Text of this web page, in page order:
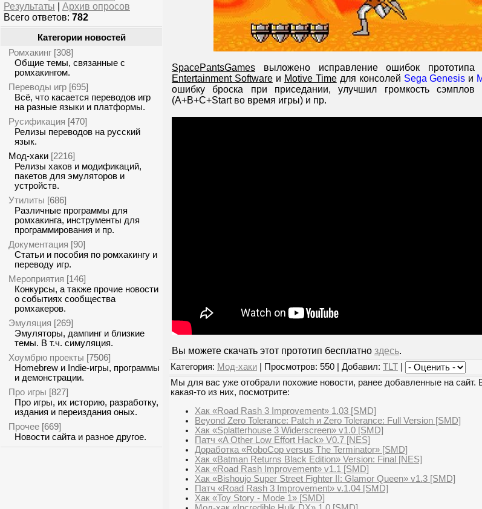
Результаты
Архив опросов
Всего ответов: 782
Категории новостей
Ромхакинг [308]
Общие темы, связанные с
ромхакингом.
Переводы игр [695]
Всё, что касается переводов игр
на разные языки и платформы.
Русификация [470]
Релизы переводов на русский
язык.
Мод-хаки [2216]
Релизы хаков и модификаций,
пакетов для эмуляторов и
устройств.
Утилиты [686]
Различные программы для
ромхакинга, инструменты для
программирования и пр.
Документация [90]
Статьи и пособия по ромхакингу и
переводу игр.
Мероприятия [146]
Конкурсы, а также прочие новости
о событиях сообщества
ромхакеров.
Эмуляция [269]
Эмуляторы, дампинг и близкие
темы. В т.ч. симуляция.
Хоумбрю проекты [7506]
Homebrew и Indie-игры, программы
и демонстрации.
Про игры [827]
Про игры, их историю, разработку,
издания и переиздания оных.
Прочее [669]
Новости сайта и разное другое.
SpacePantsGames выложено исправление ошибок
Entertainment Softwareи Motive Timeдля консолей Sega Genesis и
ошибку броска при приседании, улучшил громкость
(A+B+C+Start во время игры) и пр.
Вы можете скачать этот прототип бесплатно здесь.
Категория: Мод-хаки | Просмотров: 550 | Добавил: TLT
Мы для вас уже отобрали похожие новости, ранее добавленные на сайт.
какая-то из них, посмотрите:
Хак «Road Rash 3 Improvement» 1.03 [SMD]
Beyond Zero Tolerance: Patch и Zero Tolerance: Full Version [SMD]
Хак «Splatterhouse 3 Widerscreen» v1.0 [SMD]
Патч «A Other Low Effort Hack» V0.7 [NES]
Доработка «RoboCop versus The Terminator» [SMD]
Хак «Batman Returns Black Edition» Version: Final [NES]
Хак «Road Rash Improvement» v1.1 [SMD]
Хак «Bishoujo Super Street Fighter II: Glamor Queen» v1.3 [SMD]
Патч «Road Rash 3 Improvement» v.1.04 [SMD]
Хак «Toy Story - Mode 1» [SMD]